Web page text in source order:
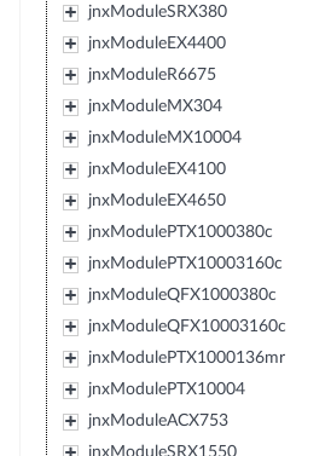
jnxModuleSRX380
jnxModuleEX4400
jnxModuleR6675
jnxModuleMX304
jnxModuleMX10004
jnxModuleEX4100
jnxModuleEX4650
jnxModulePTX1000380c
jnxModulePTX10003160c
jnxModuleQFX1000380c
jnxModuleQFX10003160c
jnxModulePTX1000136mr
jnxModulePTX10004
jnxModuleACX753
jnxModuleSRX1550